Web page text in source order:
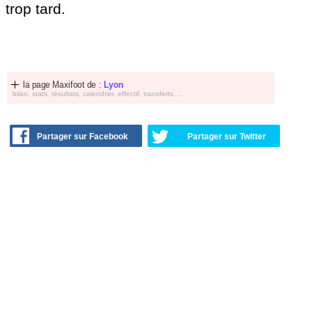
trop tard.
la page Maxifoot de : Lyon
bilan, stats, résultats, calendrier, effectif, transferts, ...
Partager sur Facebook Partager sur Twitter